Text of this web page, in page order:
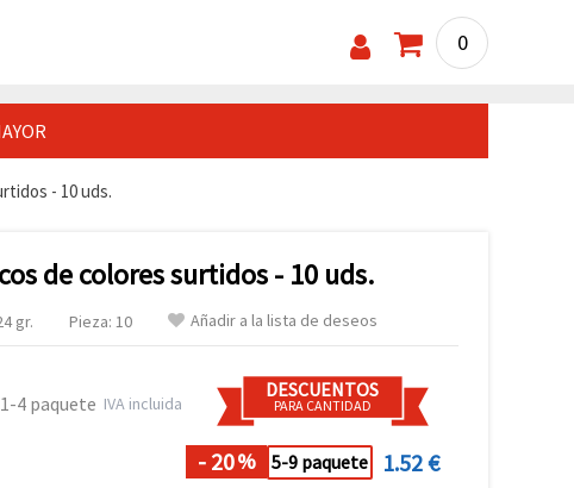
0
- 10 uds.
de colores surtidos - 10 uds.
gr. Pieza: 10 Añadir a la lista de deseos
1-4 paquete IVA incluida
DESCUENTOS
PARA CANTIDAD
- 20% 5-9 paquete
1.52 €